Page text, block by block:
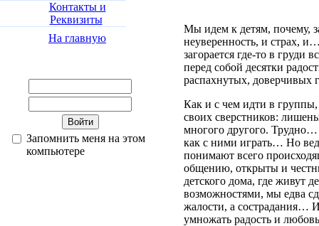
Контакты и
Реквизиты
На главную
Запомнить меня на этом
компьютере
Мы идем к детям, почему,
неуверенность, и страх,
загорается где-то в груди
перед собой десятки
распахнутых, доверчивых
Как и с чем идти в группы,
своих сверстников:
многого другого. Трудно…
как с ними играть… Но
понимают всего
общению, открыты и
детского дома, где живут
возможностями, мы едва
жалости, а сострадания…
умножать радость и